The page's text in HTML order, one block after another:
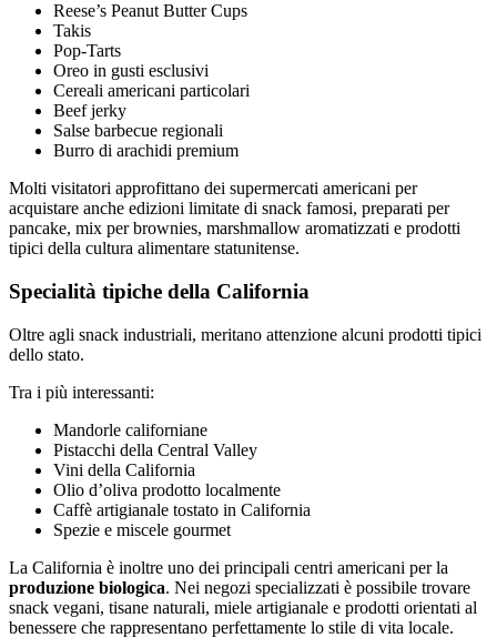
Reese’s Peanut Butter Cups
Takis
Pop-Tarts
Oreo in gusti esclusivi
Cereali americani particolari
Beef jerky
Salse barbecue regionali
Burro di arachidi premium
Molti visitatori approfittano dei supermercati americani per
acquistare anche edizioni limitate di snack famosi, preparati per
pancake, mix per brownies, marshmallow aromatizzati e prodotti
tipici della cultura alimentare statunitense.
Specialità tipiche della California
Oltre agli snack industriali, meritano attenzione alcuni prodotti tipici
dello stato.
Tra i più interessanti:
Mandorle californiane
Pistacchi della Central Valley
Vini della California
Olio d’oliva prodotto localmente
Caffè artigianale tostato in California
Spezie e miscele gourmet
La California è inoltre uno dei principali centri americani per la
produzione biologica. Nei negozi specializzati è possibile trovare
snack vegani, tisane naturali, miele artigianale e prodotti orientati al
benessere che rappresentano perfettamente lo stile di vita locale.